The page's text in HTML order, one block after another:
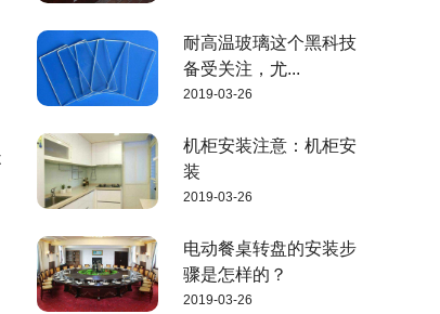
耐高温玻璃这个黑科技
备受关注，尤...
2019-03-26
机柜安装注意：机柜安
装
2019-03-26
电动餐桌转盘的安装步
骤是怎样的？
2019-03-26